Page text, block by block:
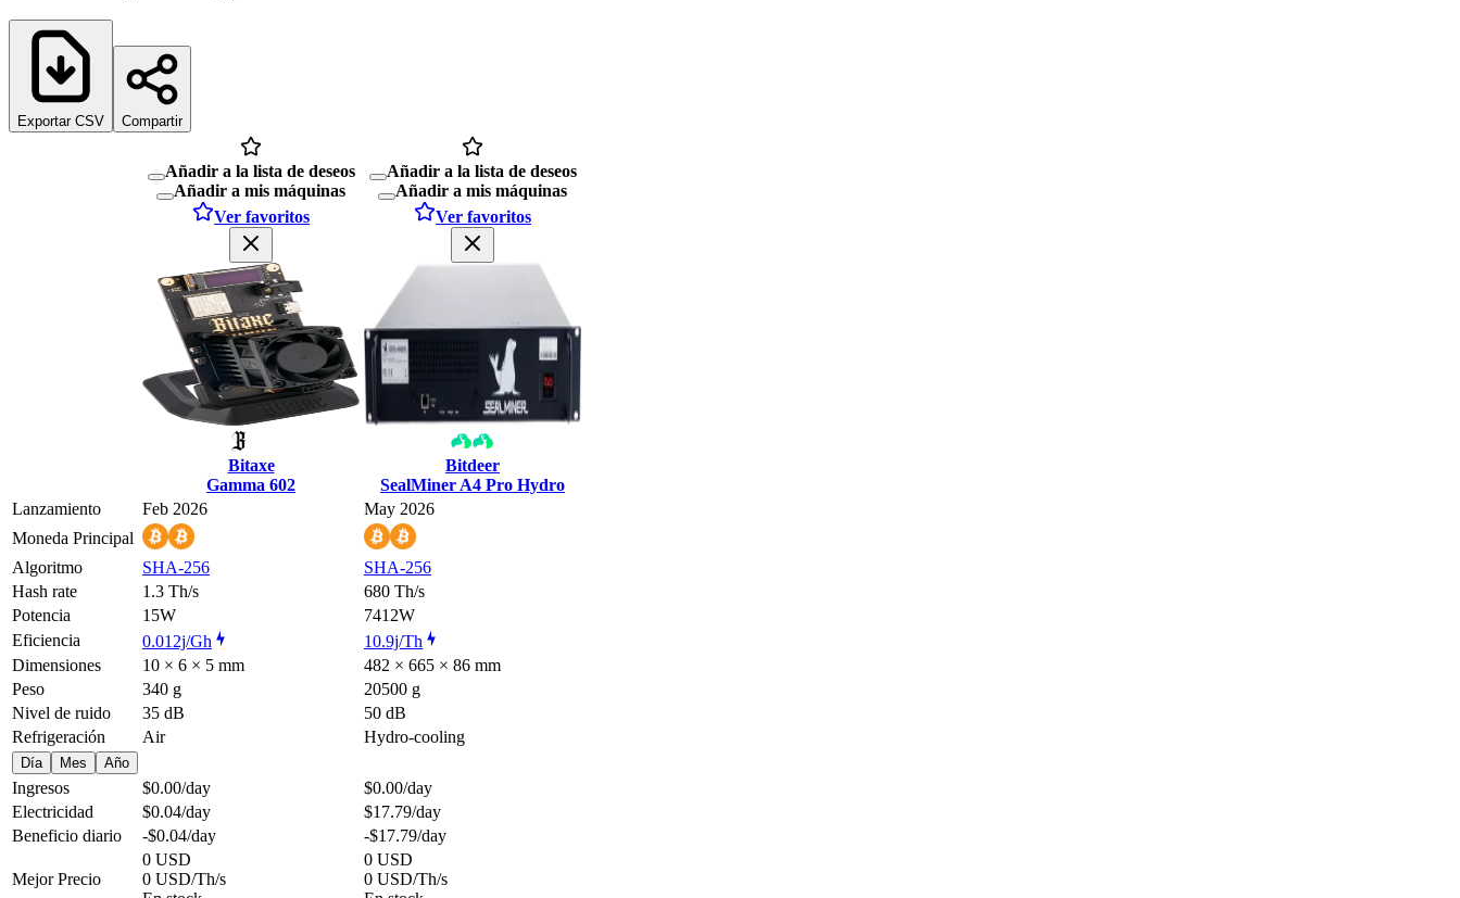
Exportar CSV Compartir
Añadir a la lista de deseos
Añadir a mis máquinas
Ver favoritos
Bitaxe
Gamma 602
Añadir a la lista de deseos
Añadir a mis máquinas
Ver favoritos
Bitdeer
SealMiner A4 Pro Hydro
Lanzamiento
Feb 2026
May 2026
Moneda Principal
Algoritmo
SHA-256
SHA-256
Hash rate
1.3 Th/s
680 Th/s
Potencia
15W
7412W
Eficiencia
0.012j/Gh
10.9j/Th
Dimensiones
10 × 6 × 5 mm
482 × 665 × 86 mm
Peso
340 g
20500 g
Nivel de ruido
35 dB
50 dB
Refrigeración
Air Hydro-cooling
Día Mes Año
Ingresos $0.00/day $0.00/day
Electricidad
$0.04/day $17.79/day
Beneficio diario
-$0.04/day -$17.79/day
Mejor Precio
0 USD
0 USD/Th/s
0 USD
0 USD/Th/s